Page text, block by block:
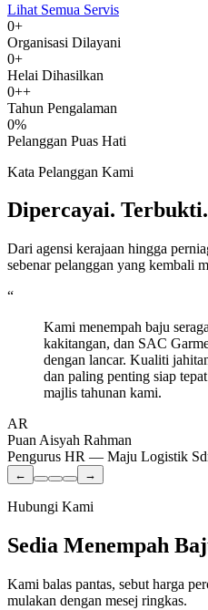
Lihat Semua Servis
0+
Organisasi Dilayani
0+
Helai Dihasilkan
0++
Tahun Pengalaman
0%
Pelanggan Puas Hati
Kata Pelanggan Kami
Dipercayai.
Dari agensi kerajaan hingga
sebenar pelanggan yang kembali
“
Kami menempah baju
kakitangan, dan SAC
dengan lancar. Kualiti
dan paling penting siap
majlis tahunan kami.
AR
Puan Aisyah Rahman
Pengurus HR — Maju Logistik
← →
Hubungi Kami
Sedia Menempah
Kami balas pantas, sebut harga
mulakan dengan mesej ringkas.